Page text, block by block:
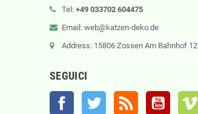
Tel: +49 033702 604475
Email: web@katzen-deko.de
Address: 15806 Zossen Am Bahnhof 12
SEGUICI
Facebook Twitter YouTube